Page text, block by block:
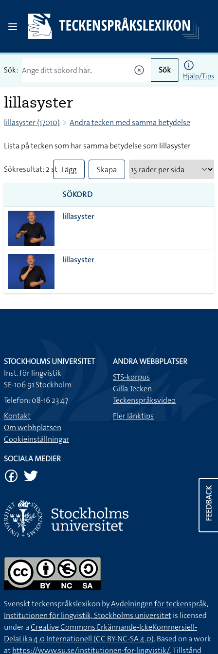
Sök: Sök
Hjälp/Tips
lillasyster
lillasyster (17010) Andra tecken med samma betydelse
Lista på tecken som har samma betydelse som lillasyster
Sökresultat: 2 st Lägg
till
alla i
Skapa
SÖKORD
lillasyster
lillasyster
FEEDBACK
STOCKHOLMS UNIVERSITET
Inst. för lingvistik
SE-106 91 Stockholm
Telefon: 08-16 23 47
Kontakt
Om webbplatsen
Cookieinställningar
ANDRA WEBBPLATSER
STS-korpus
Gilla Tecken
Teckenspråksvideo
Fler länktips
SOCIALA MEDIER
Svenskt teckenspråkslexikon byAvdelningen för teckenspråk,
Institutionen för lingvistik, Stockholms universitetis licensed
under aCreative Commons Erkännande-IckeKommersiell-
DelaLika 4.0 Internationell (CC BY-NC-SA 4.0).Based on a work
athttps://www.su.se/institutionen-for-lingvistik/. Tillstånd